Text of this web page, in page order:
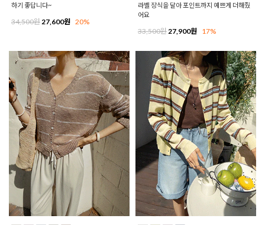
하기 좋답니다~
34,500원 27,600원 20%
라벨 장식을 달아 포인트까지 예쁘게 더해줬
어요
33,500원 27,900원 17%